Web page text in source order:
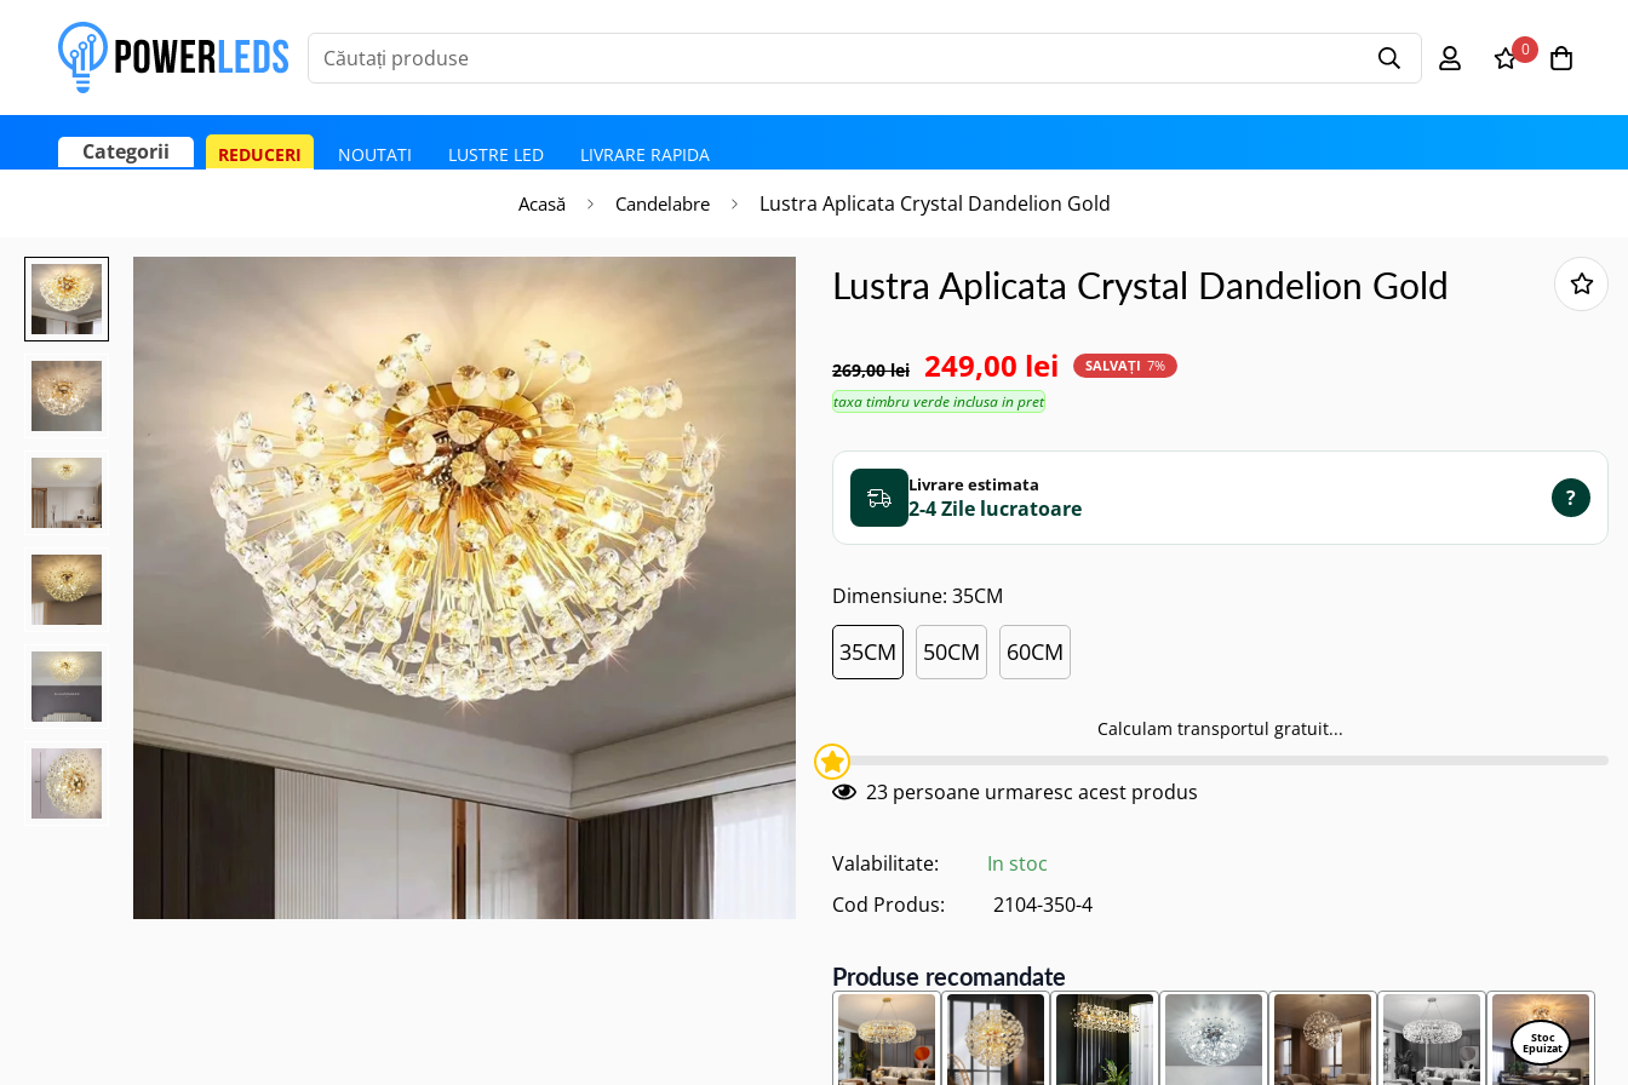
Căutați produse 0
Categorii REDUCERI NOUTATI LUSTRE LED LIVRARE RAPIDA
Acasă Candelabre Lustra Aplicata Crystal Dandelion Gold
Lustra Aplicata Crystal Dandelion Gold
269,00 lei 249,00 lei SALVAȚI 7%
taxa timbru verde inclusa in pret
Livrare estimata
2-4 Zile ?
Dimensiune: 35CM
35CM 50CM 60CM
Calculam transportul gratuit...
23 persoane urmaresc acest produs
Valabilitate:
In stoc
Cod Produs:
2104-350-4
Produse recomandate
Poate mai târziu Activează notificările